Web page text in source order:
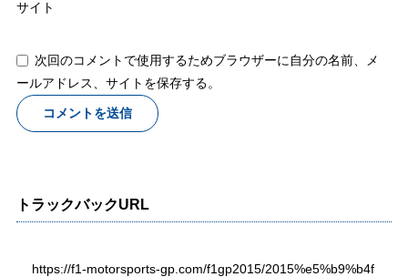
サイト
次回のコメントで使用するためブラウザーに自分の名前、メ
ールアドレス、サイトを保存する。
トラックバックURL
https://f1-motorsports-gp.com/f1gp2015/2015%e5%b9%b4f